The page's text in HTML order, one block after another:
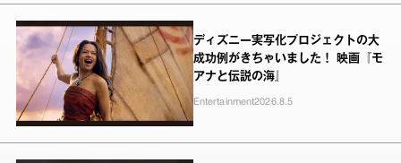
ディズニー実写化プロジェクトの大
成功例がきちゃいました！ 映画『モ
アナと伝説の海』
Entertainment2026.8.5